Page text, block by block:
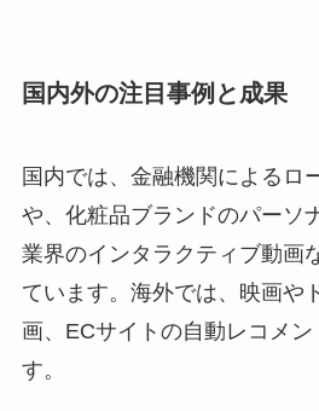
国内外の注目事例と成果
国内では、金融機関によるロ
や、化粧品ブランドのパーソ
業界のインタラクティブ動画
ています。海外では、映画や
画、ECサイトの自動レコメ
す。